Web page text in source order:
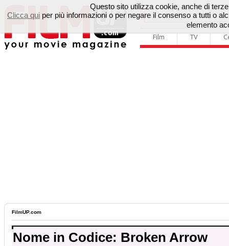
Film TV
FilmUP.com
Nome in Codice: Broken Arrow
Questo sito utilizza cookie, anche di
Clicca qui per più informazioni o per negare il consenso a tutti o
elemento